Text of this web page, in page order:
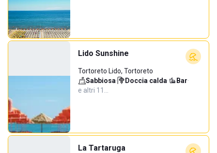
Lido Sunshine
Tortoreto Lido, Tortoreto
Sabbiosa· Doccia calda· Bar·
e altri 11…
La Tartaruga